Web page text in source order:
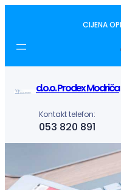
sadržaj
CIJENA
d.o.o. Prodex Modriča
Kontakt telefon:
053 820 891